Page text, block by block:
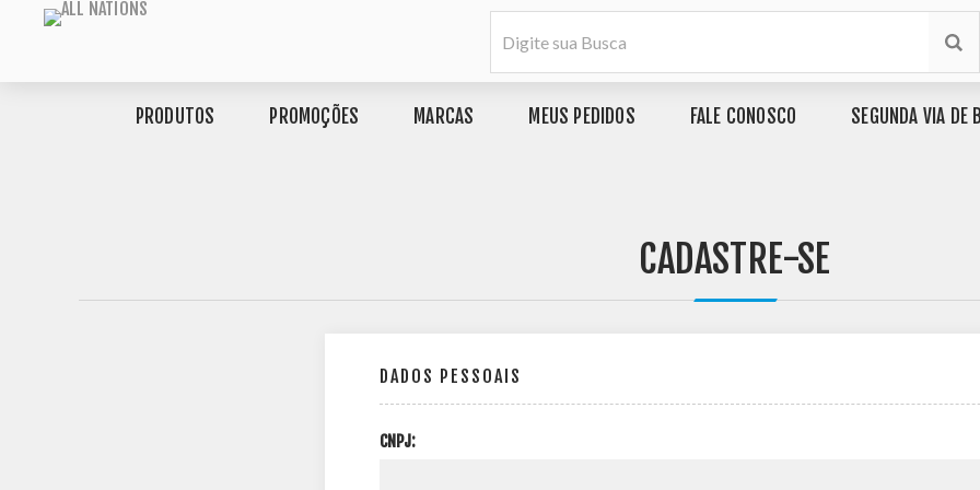
PRODUTOS PROMOÇÕES MARCAS MEUS PEDIDOS FALE CONOSCO SEGUNDA VIA DE
CADASTRE-SE
DADOS PESSOAIS
CNPJ: